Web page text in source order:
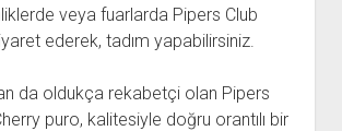
veya fuarlarda Pipers Club
ederek, tadım yapabilirsiniz.
da oldukça rekabetçi olan Pipers
puro, kalitesiyle doğru orantılı bir